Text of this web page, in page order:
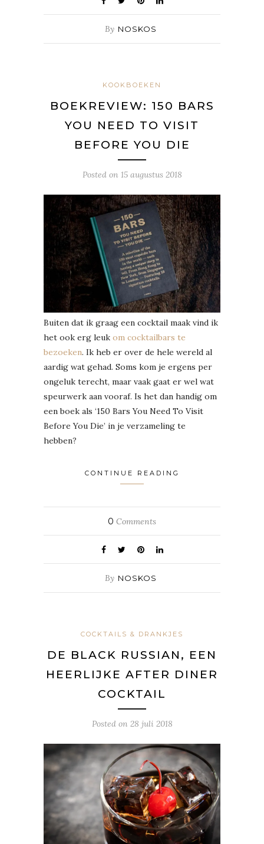
By NOSKOS
KOOKBOEKEN
BOEKREVIEW: 150 BARS
YOU NEED TO VISIT
BEFORE YOU DIE
Posted on 15 augustus 2018
Buiten dat ik graag een cocktail maak vind ik
het ook erg leuk om cocktailbars te
bezoeken. Ik heb er over de hele wereld al
aardig wat gehad. Soms kom je ergens per
ongeluk terecht, maar vaak gaat er wel wat
speurwerk aan vooraf. Is het dan handig om
een boek als ‘150 Bars You Need To Visit
Before You Die’ in je verzameling te
hebben?
CONTINUE READING
0 Comments
By NOSKOS
COCKTAILS & DRANKJES
DE BLACK RUSSIAN, EEN
HEERLIJKE AFTER DINER
COCKTAIL
Posted on 28 juli 2018